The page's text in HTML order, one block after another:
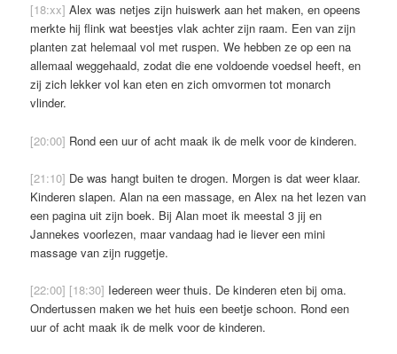
[18:xx] Alex was netjes zijn huiswerk aan het maken, en opeens
merkte hij flink wat beestjes vlak achter zijn raam. Een van zijn
planten zat helemaal vol met ruspen. We hebben ze op een na
allemaal weggehaald, zodat die ene voldoende voedsel heeft, en
zij zich lekker vol kan eten en zich omvormen tot monarch
vlinder.
[20:00] Rond een uur of acht maak ik de melk voor de kinderen.
[21:10] De was hangt buiten te drogen. Morgen is dat weer klaar.
Kinderen slapen. Alan na een massage, en Alex na het lezen van
een pagina uit zijn boek. Bij Alan moet ik meestal 3 jij en
Jannekes voorlezen, maar vandaag had ie liever een mini
massage van zijn ruggetje.
[22:00] [18:30] Iedereen weer thuis. De kinderen eten bij oma.
Ondertussen maken we het huis een beetje schoon. Rond een
uur of acht maak ik de melk voor de kinderen.